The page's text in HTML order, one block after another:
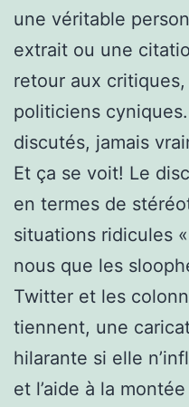
une véritable
extrait ou une
retour aux
politiciens
discutés, jamais
Et ça se voit! Le
en termes de
situations ridicules
nous que les
Twitter et les
tiennent, une
hilarante si elle
et l’aide à la